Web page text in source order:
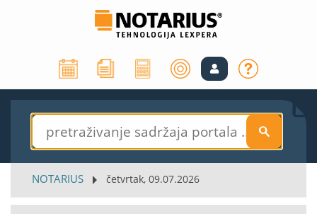
S
NOTARIUS četvrtak, 09.07.2026